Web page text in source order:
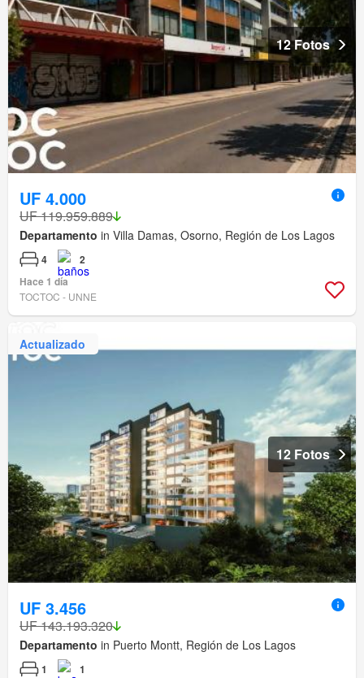
12 Fotos
UF 4.000
UF 119.959.889
Departamento in Villa Damas, Osorno, Región de Los Lagos
4
2
Hace 1 día
TOCTOC - UNNE
Actualizado
12 Fotos
UF 3.456
UF 143.193.320
Departamento in Puerto Montt, Región de Los Lagos
1
1